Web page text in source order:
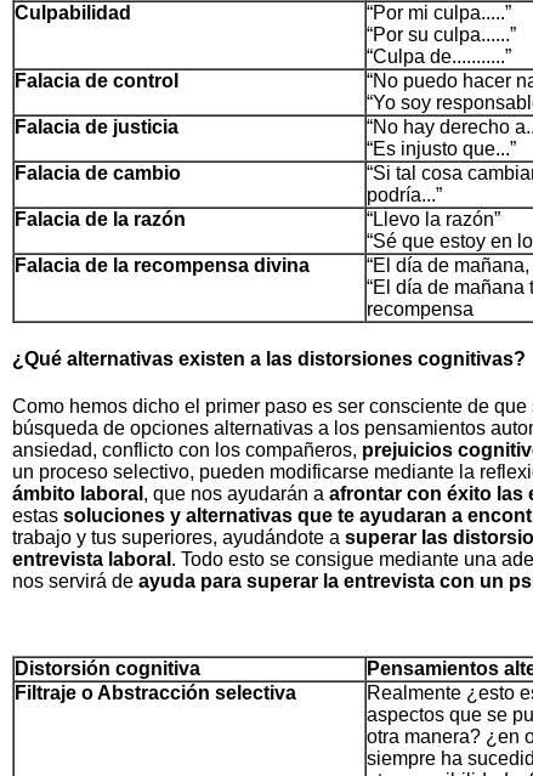
Culpabilidad
“Por mi culpa.....”
“Por su culpa......”
“Culpa de...........”
Falacia de control
“No puedo hacer
“Yo soy
Falacia de justicia
“No hay derecho
“Es injusto que...”
Falacia de cambio
“Si tal cosa
podría...”
Falacia de la razón
“Llevo la razón”
“Sé que estoy en
Falacia de la recompensa divina
“El día de
“El día de mañana
recompensa
¿Qué alternativas existen a las distorsiones cognitivas?
Como hemos dicho el primer paso es ser consciente de
búsqueda de opciones alternativas a los pensamientos
ansiedad, conflicto con los compañeros, prejuicios
un proceso selectivo, pueden modificarse mediante la
ámbito laboral , que nos ayudarán a afrontar con éxito las
estas soluciones y alternativas que te ayudaran a
trabajo y tus superiores, ayudándote a superar las
entrevista laboral . Todo esto se consigue mediante una
nos servirá de ayuda para superar la entrevista con un
Distorsión cognitiva
Pensamientos
Filtraje o Abstracción selectiva
Realmente ¿esto
aspectos que se
otra manera? ¿en
siempre ha